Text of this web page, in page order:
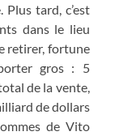
tard, c’est
dans le lieu
retirer, fortune
gros : 5
de la vente,
de dollars
de Vito